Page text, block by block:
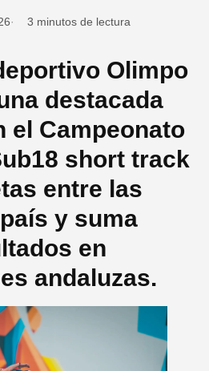
3 minutos de lectura
Olimpo
destacada
el Campeonato
short track
entre las
y suma
en
andaluzas.